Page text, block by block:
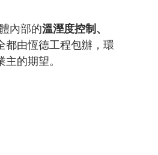
內部的溫溼度控制、
都由恆德工程包辦，環
的期望。